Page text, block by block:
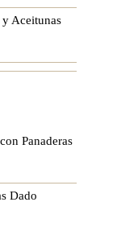
Aceitunas
Panaderas
Dado